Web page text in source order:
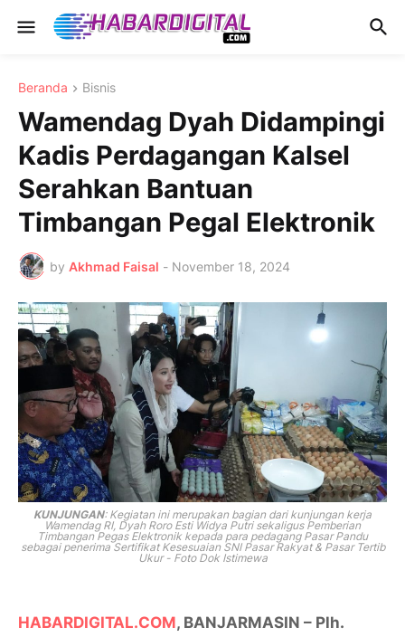
Beranda Bisnis
Wamendag Dyah Didampingi
Kadis Perdagangan Kalsel
Serahkan Bantuan
Timbangan Pegal Elektronik
by Akhmad Faisal - November 18, 2024
KUNJUNGAN: Kegiatan ini merupakan bagian dari kunjungan kerja
Wamendag RI, Dyah Roro Esti Widya Putri sekaligus Pemberian
Timbangan Pegas Elektronik kepada para pedagang Pasar Pandu
sebagai penerima Sertifikat Kesesuaian SNI Pasar Rakyat & Pasar Tertib
Ukur - Foto Dok Istimewa
HABARDIGITAL.COM, BANJARMASIN – Plh.